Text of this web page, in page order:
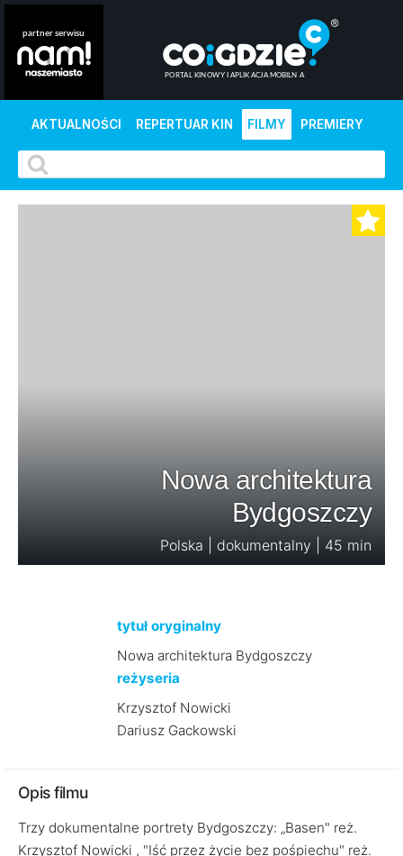
AKTUALNOŚCI REPERTUAR KIN FILMY PREMIERY
Nowa architektura
Bydgoszczy
Polska | dokumentalny | 45 min
tytuł oryginalny
Nowa architektura Bydgoszczy
reżyseria
Krzysztof Nowicki
Dariusz Gackowski
Opis filmu
Trzy dokumentalne portrety Bydgoszczy: „Basen" reż.
Krzysztof Nowicki , "Iść przez życie bez pośpiechu" reż.